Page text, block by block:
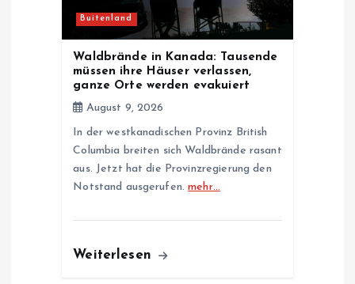
Buitenland
Waldbrände in Kanada: Tausende
müssen ihre Häuser verlassen,
ganze Orte werden evakuiert
August 9, 2026
In der westkanadischen Provinz British
Columbia breiten sich Waldbrände rasant
aus. Jetzt hat die Provinzregierung den
Notstand ausgerufen.mehr…
Weiterlesen